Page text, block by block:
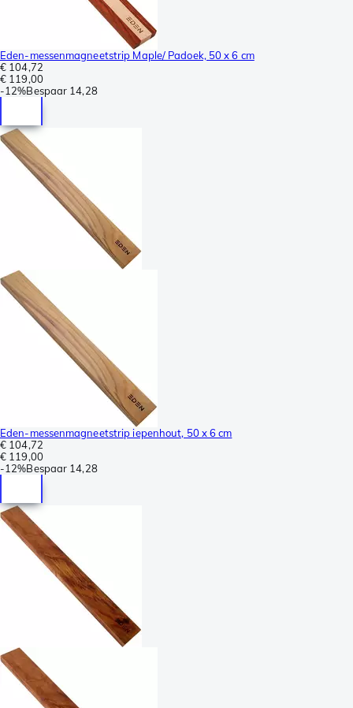
Eden-messenmagneetstrip Maple/ Padoek, 50 x 6 cm
€ 104,72
€ 119,00
-12%Bespaar 14,28
Eden-messenmagneetstrip iepenhout, 50 x 6 cm
€ 104,72
€ 119,00
-12%Bespaar 14,28